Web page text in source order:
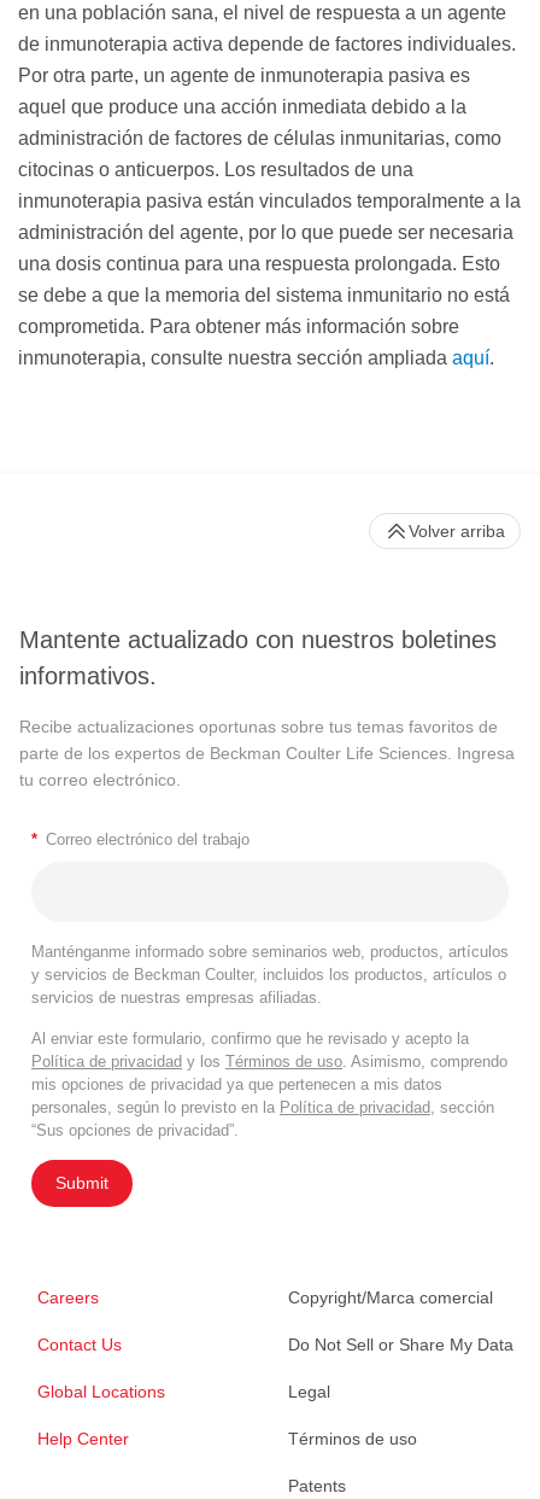
en una población sana, el nivel de respuesta a un agente
de inmunoterapia activa depende de factores individuales.
Por otra parte, un agente de inmunoterapia pasiva es
aquel que produce una acción inmediata debido a la
administración de factores de células inmunitarias, como
citocinas o anticuerpos. Los resultados de una
inmunoterapia pasiva están vinculados temporalmente a la
administración del agente, por lo que puede ser necesaria
una dosis continua para una respuesta prolongada. Esto
se debe a que la memoria del sistema inmunitario no está
comprometida. Para obtener más información sobre
inmunoterapia, consulte nuestra sección ampliada aquí.
Mantente actualizado con nuestros boletines
informativos.
Recibe actualizaciones oportunas sobre tus temas favoritos de
parte de los expertos de Beckman Coulter Life Sciences. Ingresa
tu correo electrónico.
* Correo electrónico del trabajo
Manténganme informado sobre seminarios web, productos, artículos
y servicios de Beckman Coulter, incluidos los productos, artículos o
servicios de nuestras empresas afiliadas.
Al enviar este formulario, confirmo que he revisado y acepto la
Política de privacidad y los Términos de uso . Asimismo, comprendo
mis opciones de privacidad ya que pertenecen a mis datos
personales, según lo previsto en la Política de privacidad , sección
“Sus opciones de privacidad”.
Submit
Careers
Contact Us
Global Locations
Help Center
Copyright/Marca comercial
Do Not Sell or Share My Data
Legal
Términos de uso
Patents
Volver arriba